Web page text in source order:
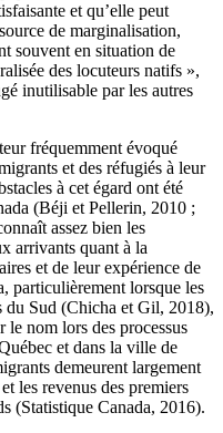
et qu’elle peut
de marginalisation,
souvent en situation de
des locuteurs natifs »,
inutilisable par les autres
fréquemment évoqué
et des réfugiés à leur
à cet égard ont été
(Béji et Pellerin, 2010 ;
assez bien les
arrivants quant à la
et de leur expérience de
particulièrement lorsque les
du Sud (Chicha et Gil, 2018),
le nom lors des processus
et dans la ville de
demeurent largement
les revenus des premiers
(Statistique Canada, 2016).